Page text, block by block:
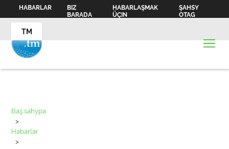
HABARLAR
BIZ
BARADA
HABARLAŞMAK
ÜÇIN
ŞAHSY
OTAG
TM
Baş sahypa
>
Habarlar
>